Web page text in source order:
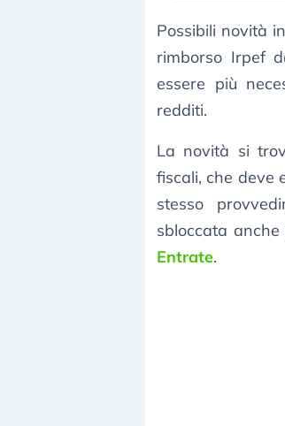
Possibili novità
rimborso Irpef
essere più
redditi.
La novità si
fiscali, che deve
stesso
sbloccata
Entrate.